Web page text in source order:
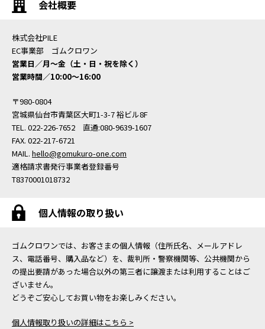
会社概要
株式会社PILE
EC事業部 ゴムクロワン
営業日／月〜金（土・日・祝を除く）
営業時間／10:00〜16:00
〒980-0804
宮城県仙台市青葉区大町1-3-7 裕ビル8F
TEL. 022-226-7652 直通:080-9639-1607
FAX. 022-217-6721
MAIL. hello@gomukuro-one.com
適格請求書発行事業者登録番号
T8370001018732
個人情報の取り扱い
ゴムクロワンでは、お客さまの個人情報（住所氏名、メールアドレ
ス、電話番号、購入品など）を、裁判所・警察機関等、公共機関から
の提出要請があった場合以外の第三者に譲渡または利用することはご
ざいません。
どうぞご安心してお買い物をお楽しみください。
個人情報取り扱いの詳細はこちら >